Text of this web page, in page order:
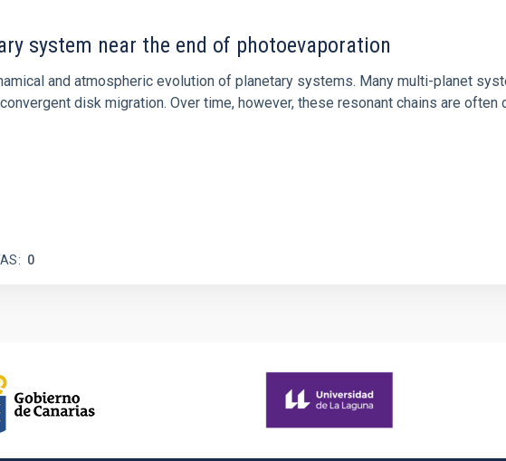
system near the end of photoevaporation
and atmospheric evolution of planetary systems. Many multi-planet
disk migration. Over time, however, these resonant chains are
0